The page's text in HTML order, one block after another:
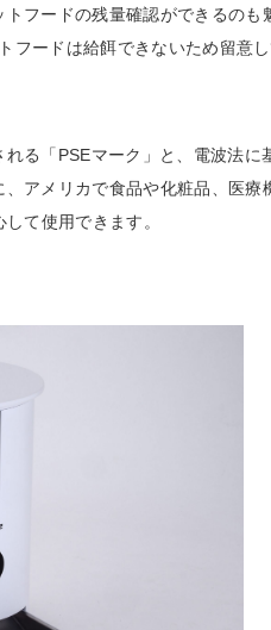
フードの残量確認ができるのも
ードは給餌できないため留意し
る「PSEマーク」と、電波法に
アメリカで食品や化粧品、医療
て使用できます。